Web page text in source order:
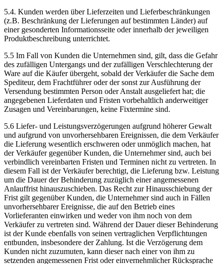
5.4. Kunden werden über Lieferzeiten und Lieferbeschränkungen
(z.B. Beschränkung der Lieferungen auf bestimmten Länder) auf
einer gesonderten Informationsseite oder innerhalb der jeweiligen
Produktbeschreibung unterrichtet.
5.5 Im Fall von Kunden die Unternehmen sind, gilt, dass die Gefahr
des zufälligen Untergangs und der zufälligen Verschlechterung der
Ware auf die Käufer übergeht, sobald der Verkäufer die Sache dem
Spediteur, dem Frachtführer oder der sonst zur Ausführung der
Versendung bestimmten Person oder Anstalt ausgeliefert hat; die
angegebenen Lieferdaten und Fristen vorbehaltlich anderweitiger
Zusagen und Vereinbarungen, keine Fixtermine sind.
5.6 Liefer- und Leistungsverzögerungen aufgrund höherer Gewalt
und aufgrund von unvorhersehbaren Ereignissen, die dem Verkäufer
die Lieferung wesentlich erschweren oder unmöglich machen, hat
der Verkäufer gegenüber Kunden, die Unternehmer sind, auch bei
verbindlich vereinbarten Fristen und Terminen nicht zu vertreten. In
diesem Fall ist der Verkäufer berechtigt, die Lieferung bzw. Leistung
um die Dauer der Behinderung zuzüglich einer angemessenen
Anlauffrist hinauszuschieben. Das Recht zur Hinausschiebung der
Frist gilt gegenüber Kunden, die Unternehmer sind auch in Fällen
unvorhersehbarer Ereignisse, die auf den Betrieb eines
Vorlieferanten einwirken und weder von ihm noch von dem
Verkäufer zu vertreten sind. Während der Dauer dieser Behinderung
ist der Kunde ebenfalls von seinen vertraglichen Verpflichtungen
entbunden, insbesondere der Zahlung. Ist die Verzögerung dem
Kunden nicht zuzumuten, kann dieser nach einer von ihm zu
setzenden angemessenen Frist oder einvernehmlicher Rücksprache